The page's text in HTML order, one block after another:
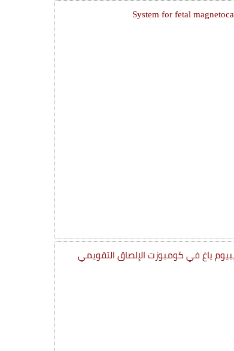
System for fetal
ياغ في كومبوزت الإلصاق التقويمي